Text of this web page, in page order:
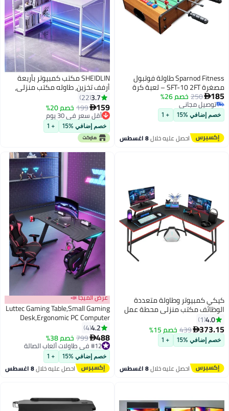
Sparnod Fitness طاولة فوتبول
مصغرة SFT-10 2FT – لعبة كرة
متين وقضبان حديدية – تصميم
فوتبول
185
250 خصم 26%
توصيل مجاني
توصيل مجاني
خصم إضافي %15 + 1
احصل عليه خلال8 اغسطس
SHEIDLIN مكتب كمبيوتر بأربعة
أرفف تخزين، طاوله مكتب منزلي،
طاوله دراسة عصرية للمساحات
الصغيرة، محطة عمل متينة بلمسة
نهائية بيضاء، أثاث مكتبي للمنزل
والسكن الجامعي
3.7
22
159
199 خصم 20%
أقل سعر في 30 يوم
أقل سعر في 30 يوم
خصم إضافي %15 + 1
كيكي كمبيوتر وطاولة متعددة
الوظائف مكتب منزلي محطة عمل
130
4.0
1
373.15
439خصم 15%
خصم إضافي %15 + 1
احصل عليه خلال8 اغسطس
عرض الميجا 📣
Luttec Gaming Table,Small Gaming
Desk,Ergonomic PC Computer
Desk,Computer Table with Carbon
Fibre Surface, Kids Desk,Writing
Study Desk or Home Office
Desks,Ideal for Students and
Gamers
4.2
4
488
799 خصم 38%
#12 في طاولات ألعاب الصالة
#12 في طاولات ألعاب الصالة
خصم إضافي %15 + 1
احصل عليه خلال8 اغسطس